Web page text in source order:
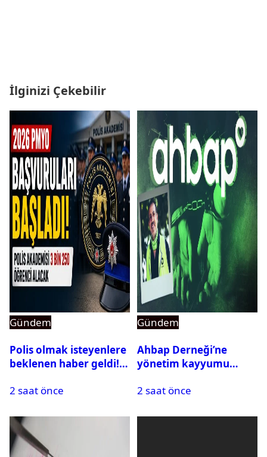
İlginizi Çekebilir
Gündem
Polis olmak isteyenlere
beklenen haber geldi!
2 saat önce
Gündem
Ahbap Derneği’ne
yönetim kayyumu
açıldı
2 saat önce